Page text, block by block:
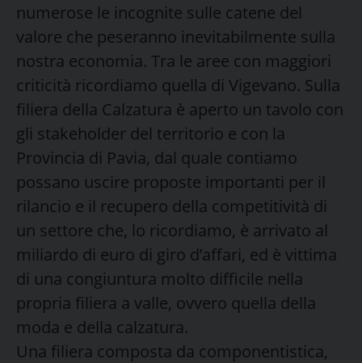
numerose le incognite sulle catene del
valore che peseranno inevitabilmente sulla
nostra economia. Tra le aree con maggiori
criticità ricordiamo quella di Vigevano. Sulla
filiera della Calzatura è aperto un tavolo con
gli stakeholder del territorio e con la
Provincia di Pavia, dal quale contiamo
possano uscire proposte importanti per il
rilancio e il recupero della competitività di
un settore che, lo ricordiamo, è arrivato al
miliardo di euro di giro d’affari, ed è vittima
di una congiuntura molto difficile nella
propria filiera a valle, ovvero quella della
moda e della calzatura.
Una filiera composta da componentistica,